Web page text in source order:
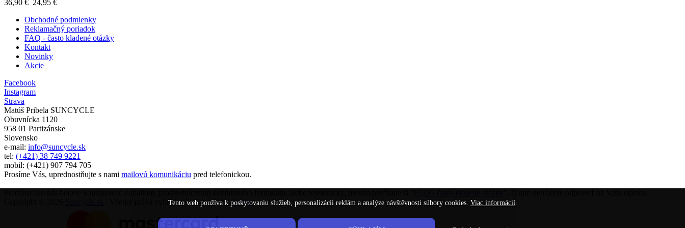
Tento web používa k poskytovaniu služieb, personalizácii reklám a analýze návštěvnosti súbory cookies. Viac informácií.
36,90 € 24,95 €
Obchodné podmienky
Reklamačný poriadok
FAQ - často kladené otázky
Kontakt
Novinky
Akcie
Facebook
Instagram
Strava
Matúš Pribela SUNCYCLE
Obuvnícka 1120
958 01 Partizánske
Slovensko
e-mail: info@suncycle.sk
tel: (+421) 38 749 9221
mobil: (+421) 907 794 705
Prosíme Vás, uprednostňujte s nami mailovú komunikáciu pred telefonickou.
| Všetky práva vyhradené | Created byOrsigo